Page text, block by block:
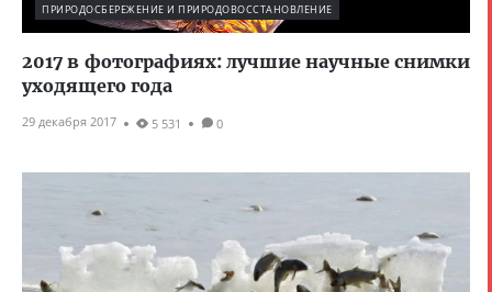
ПРИРОДОСБЕРЕЖЕНИЕ И ПРИРОДОВОССТАНОВЛЕНИЕ
2017 в фотографиях: лучшие научные снимки
уходящего года
29 декабря 2017 5 531 0